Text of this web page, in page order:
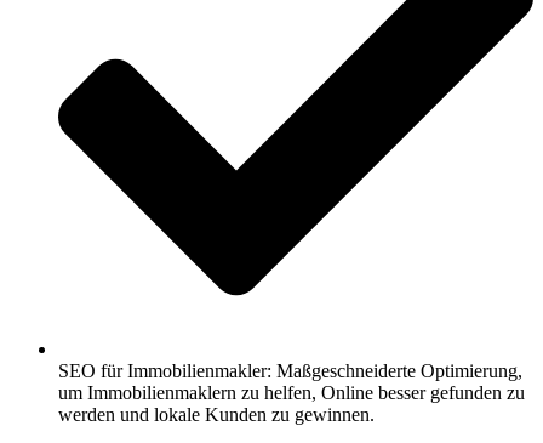
SEO für Immobilienmakler: Maßgeschneiderte Optimierung,
um Immobilienmaklern zu helfen, Online besser gefunden zu
werden und lokale Kunden zu gewinnen.